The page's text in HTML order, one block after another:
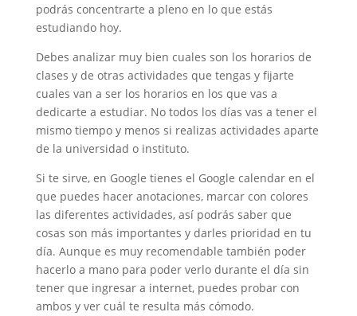
podrás concentrarte a pleno en lo que estás
estudiando hoy.
Debes analizar muy bien cuales son los horarios de
clases y de otras actividades que tengas y fijarte
cuales van a ser los horarios en los que vas a
dedicarte a estudiar. No todos los días vas a tener el
mismo tiempo y menos si realizas actividades aparte
de la universidad o instituto.
Si te sirve, en Google tienes el Google calendar en el
que puedes hacer anotaciones, marcar con colores
las diferentes actividades, así podrás saber que
cosas son más importantes y darles prioridad en tu
día. Aunque es muy recomendable también poder
hacerlo a mano para poder verlo durante el día sin
tener que ingresar a internet, puedes probar con
ambos y ver cuál te resulta más cómodo.